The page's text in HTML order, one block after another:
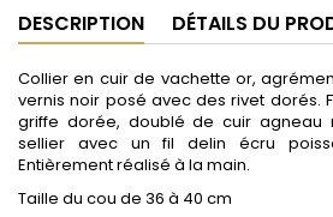
DESCRIPTION DÉTAILS DU
Collier en cuir de vachette or,
vernis noir posé avec des rivet dorés.
griffe dorée, doublé de cuir agneau
sellier avec un fil delin écru
Entièrement réalisé à la main.
Taille du cou de 36 à 40 cm